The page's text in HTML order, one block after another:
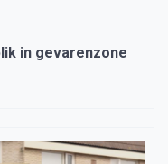
in gevarenzone